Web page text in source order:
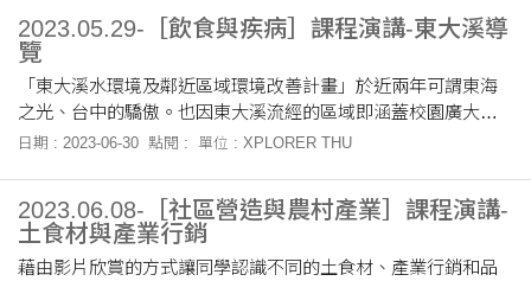
2023.05.29-［飲食與疾病］課程演講-東大溪導
覽
「東大溪水環境及鄰近區域環境改善計畫」於近兩年可謂東海
之光、台中的驕傲。也因東大溪流經的區域即涵蓋校園廣大腹
地，從路思義教堂周圍到東海別墅，身為東海大學的學生，對
（以下簡稱羅老師），帶領同學了解整個計畫促成的前後，與
其中的困難及因應之道。
日期 : 2023-06-30 點閱 : 單位 : XPLORER THU
2023.06.08-［社區營造與農村產業］課程演講-
土食材與產業行銷
藉由影片欣賞的方式讓同學認識不同的土食材、產業行銷和品